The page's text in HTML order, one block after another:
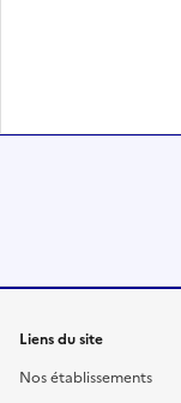
Liens du site
Nos établissements